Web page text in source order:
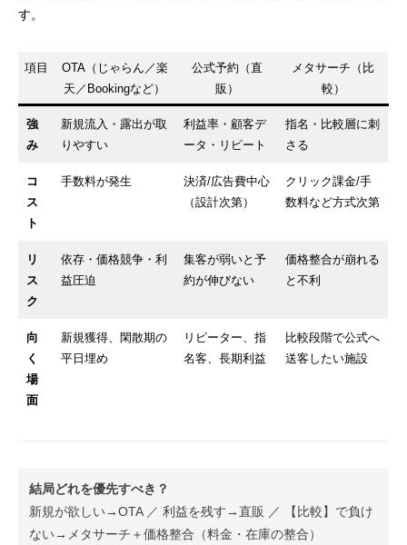
す。
項目
OTA（じゃらん／楽
天／Bookingなど）
公式予約（直
販）
メタサーチ（比
較）
強
み
新規流入・露出が取
りやすい
利益率・顧客デ
ータ・リピート
指名・比較層に刺
さる
コ
ス
ト
手数料が発生
決済/広告費中心
（設計次第）
クリック課金/手
数料など方式次第
リ
ス
ク
依存・価格競争・利
益圧迫
集客が弱いと予
約が伸びない
価格整合が崩れる
と不利
向
く
場
面
新規獲得、閑散期の
平日埋め
リピーター、指
名客、長期利益
比較段階で公式へ
送客したい施設
結局どれを優先すべき？
新規が欲しい→OTA ／ 利益を残す→直販 ／ 【比較】で負け
ない→メタサーチ＋価格整合（料金・在庫の整合）